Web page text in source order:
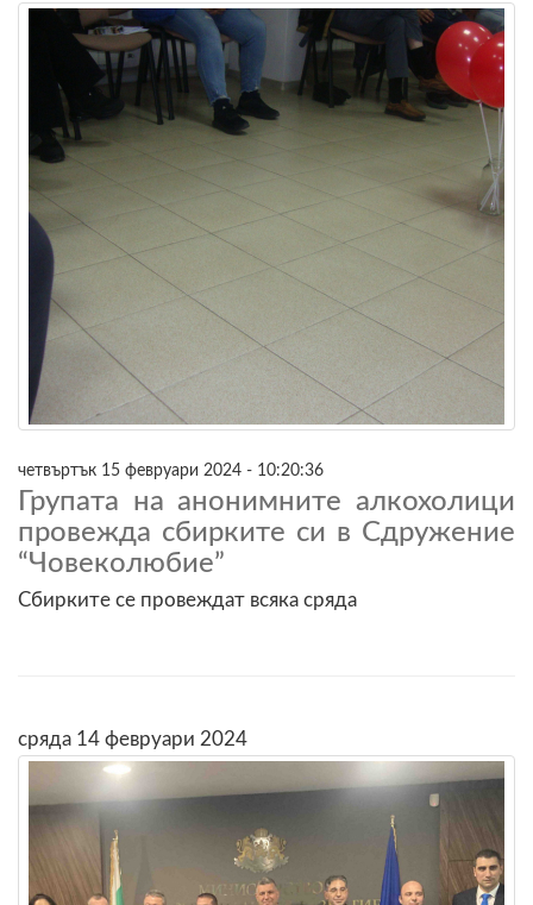
четвъртък 15 февруари 2024 - 10:20:36
Групата на анонимните алкохолици
провежда сбирките си в Сдружение
“Човеколюбие”
Сбирките се провеждат всяка сряда
сряда 14 февруари 2024